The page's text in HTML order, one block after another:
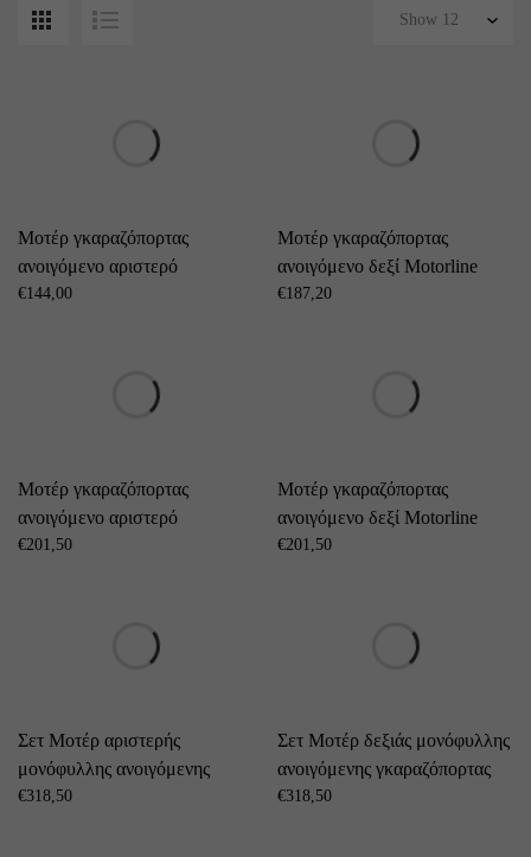
Μοτέρ γκαραζόπορτας
ανοιγόμενο αριστερό
Motorline Professional LINCE
€144,00
Μοτέρ γκαραζόπορτας
ανοιγόμενο δεξί Motorline
Professional LINCE 400
€187,20
Μοτέρ γκαραζόπορτας
ανοιγόμενο αριστερό
Motorline Professional LINCE
€201,50
Μοτέρ γκαραζόπορτας
ανοιγόμενο δεξί Motorline
Professional LINCE 600
€201,50
Σετ Μοτέρ αριστερής
μονόφυλλης ανοιγόμενης
γκαραζόπορτας Motorline
€318,50
Σετ Μοτέρ δεξιάς μονόφυλλης
ανοιγόμενης γκαραζόπορτας
Motorline Professional LINCE
€318,50